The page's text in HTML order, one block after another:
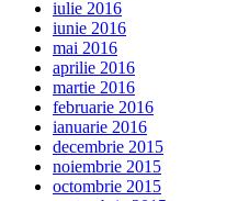
iulie 2016
iunie 2016
mai 2016
aprilie 2016
martie 2016
februarie 2016
ianuarie 2016
decembrie 2015
noiembrie 2015
octombrie 2015